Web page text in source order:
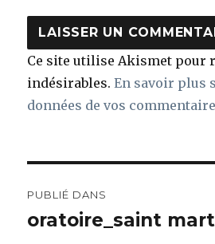
Ce site utilise Akismet pour
indésirables.En savoir plus
données de vos
de
PUBLIÉ DANS
oratoire_saint